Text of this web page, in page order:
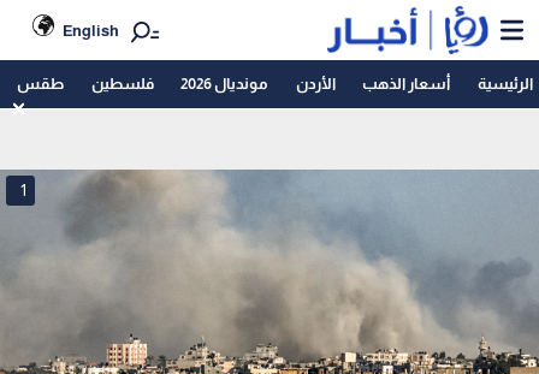
English
الرئيسية أسعار الذهب الأردن مونديال 2026 فلسطين طقس
1